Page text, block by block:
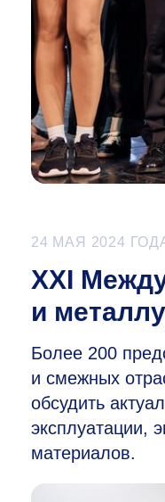
24 МАЯ 2024
XXI
и
Более 200
и смежных
обсудить
эксплуатации,
материалов.